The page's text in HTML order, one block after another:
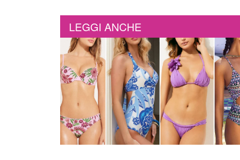
LEGGI ANCHE